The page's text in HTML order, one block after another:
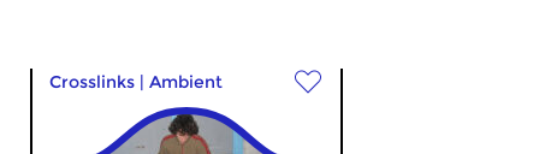
Crosslinks | Ambient